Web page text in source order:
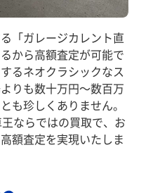
「ガレージカレント直
から高額査定が可能で
るネオクラシックなス
りも数十万円～数百万
も珍しくありません。
ならではの買取で、お
額査定を実現いたしま